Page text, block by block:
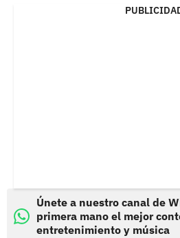
Únete a nuestro canal de
primera mano el mejor
entretenimiento y música